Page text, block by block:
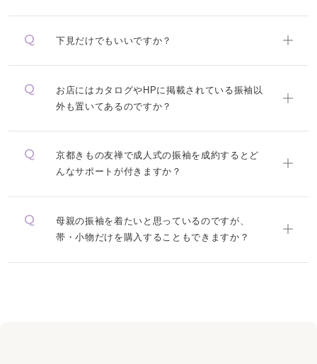
下見だけでもいいですか？
お店にはカタログやHPに掲載されている振袖以
外も置いてあるのですか？
京都きもの友禅で成人式の振袖を成約するとど
んなサポートが付きますか？
母親の振袖を着たいと思っているのですが、
帯・小物だけを購入することもできますか？